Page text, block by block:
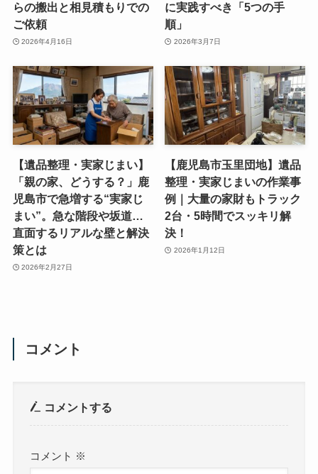
らの搬出と相見積もりでの
ご依頼
2026年4月16日
に実践すべき「5つの手
順」
2026年3月7日
【遺品整理・実家じまい】
「親の家、どうする？」鹿
児島市で急増する“実家じ
まい”。急な階段や坂道…
直面するリアルな壁と解決
策とは
2026年2月27日
【鹿児島市玉里団地】遺品
整理・実家じまいの作業事
例｜大量の家財もトラック
2台・5時間でスッキリ解
決！
2026年1月12日
コメント
コメントする
コメント ※